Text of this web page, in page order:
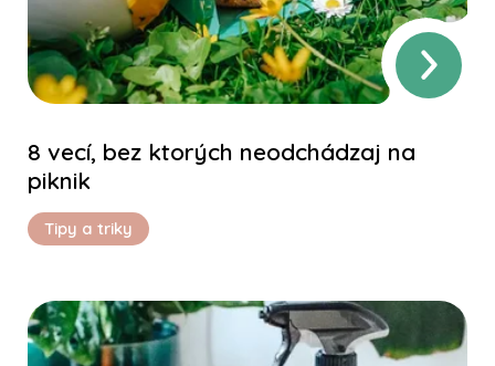
8 vecí, bez ktorých neodchádzaj na
piknik
Tipy a triky